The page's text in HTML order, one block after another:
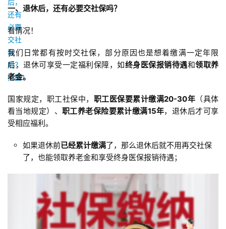
一、退休后，还有必要交社保吗？
看情况！
我们日常都有按时交社保，部分原因也是想着缴满一定年限
后，退休可享受一定福利保障，如终身医保报销待遇和领取养
老金。
国家规定，职工社保中， 职工医保要累计缴满20-30年 （具体
看当地规定）、 职工养老保险要累计缴满15年，退休后才可享
受相应福利。
如果退休前已经累计缴满了，那么退休后就不用再交社保
了，也能领取养老金和享受终身医保报销待遇；